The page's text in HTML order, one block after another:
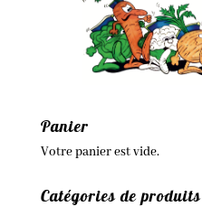
Panier
Votre panier est vide.
Catégories de produits